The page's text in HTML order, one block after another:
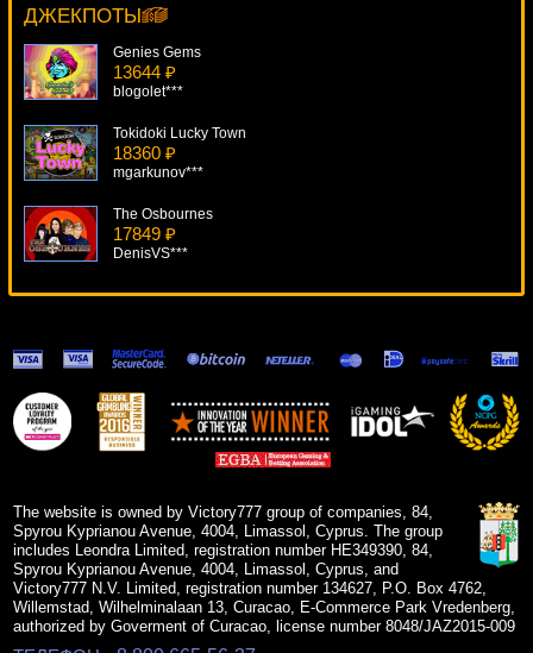
ДЖЕКПОТЫDenisVS***
Genies Gems
13644 ₽
blogolet***
Tokidoki Lucky Town
18360 ₽
mgarkunov***
The Osbournes
17849 ₽
DenisVS***
American Diner
6766 ₽
Egoistik***
Drive: Multiplier Mayhem
The website is owned by Victory777 group of companies, 84,
Spyrou Kyprianou Avenue, 4004, Limassol, Cyprus. The group
includes Leondra Limited, registration number HE349390, 84,
Spyrou Kyprianou Avenue, 4004, Limassol, Cyprus, and
Victory777 N.V. Limited, registration number 134627, P.O. Box 4762,
Willemstad, Wilhelminalaan 13, Curacao, E-Commerce Park Vredenberg,
authorized by Goverment of Curacao, license number 8048/JAZ2015-009